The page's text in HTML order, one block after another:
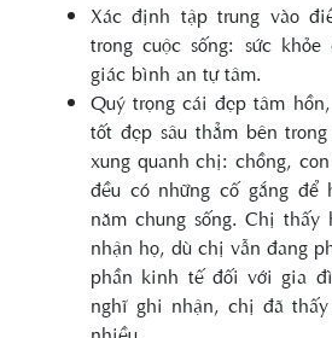
Xác định tập trung vào
trong cuộc sống: sức
giác bình an tự tâm.
Quý trọng cái đẹp tâm
tốt đẹp sâu thẳm bên
xung quanh chị: chồng,
đều có những cố gắng để
năm chung sống. Chị
nhận họ, dù chị vẫn đang
phần kinh tế đối với gia
nghĩ ghi nhận, chị đã